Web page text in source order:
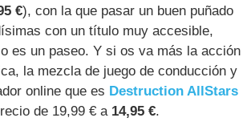
€), con la que pasar un buen puñado
con un título muy accesible,
es un paseo. Y si os va más la acción
la mezcla de juego de conducción y
online que es Destruction AllStars
de 19,99 € a 14,95 €.